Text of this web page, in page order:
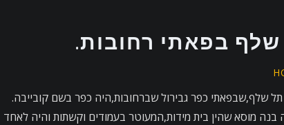
בפאתי רחובות.
שלף,שבפאתי כפר גבירול שברחובות,היה כפר בשם קובייבה.
בנה מוסא שהין בית מידות,המעוטר בעמודים וקשתות והיה לאחד